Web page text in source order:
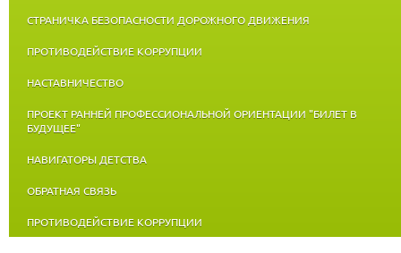
СТРАНИЧКА БЕЗОПАСНОСТИ ДОРОЖНОГО ДВИЖЕНИЯ
ПРОТИВОДЕЙСТВИЕ КОРРУПЦИИ
НАСТАВНИЧЕСТВО
ПРОЕКТ РАННЕЙ ПРОФЕССИОНАЛЬНОЙ ОРИЕНТАЦИИ "БИЛЕТ В
БУДУЩЕЕ"
НАВИГАТОРЫ ДЕТСТВА
ОБРАТНАЯ СВЯЗЬ
ПРОТИВОДЕЙСТВИЕ КОРРУПЦИИ